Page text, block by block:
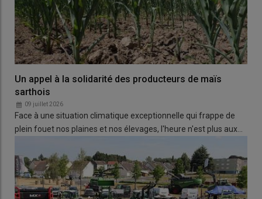
Un appel à la solidarité des producteurs de maïs
sarthois
09 juillet 2026
Face à une situation climatique exceptionnelle qui frappe de
plein fouet nos plaines et nos élevages, l'heure n'est plus aux…